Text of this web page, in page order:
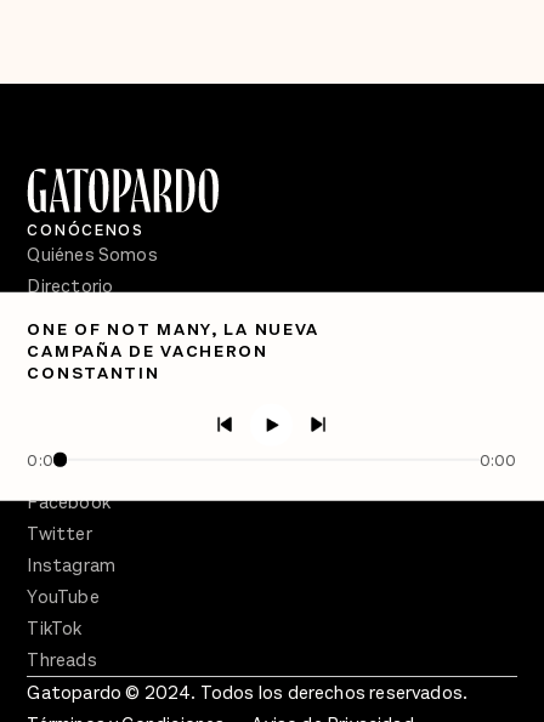
ONE OF NOT MANY, LA NUEVA
CAMPAÑA DE VACHERON
CONSTANTIN
0:00 0:00
CONÓCENOS
Quiénes Somos
Directorio
PÓDCASTS
Semanario Gatopardo
Facebook
Twitter
Instagram
YouTube
TikTok
Threads
Gatopardo © 2024. Todos los derechos reservados.